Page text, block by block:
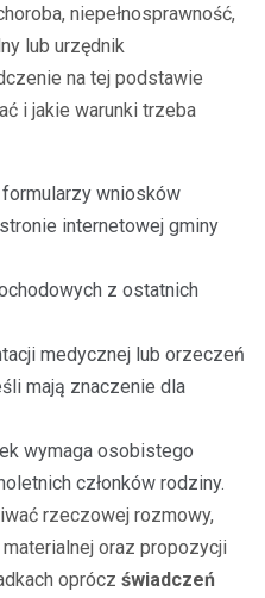
niepełnosprawność,
lub urzędnik
na tej podstawie
i jakie warunki trzeba
wniosków
internetowej gminy
z ostatnich
medycznej lub orzeczeń
mają znaczenie dla
wymaga osobistego
członków rodziny.
rzeczowej rozmowy,
oraz propozycji
oprócz świadczeń